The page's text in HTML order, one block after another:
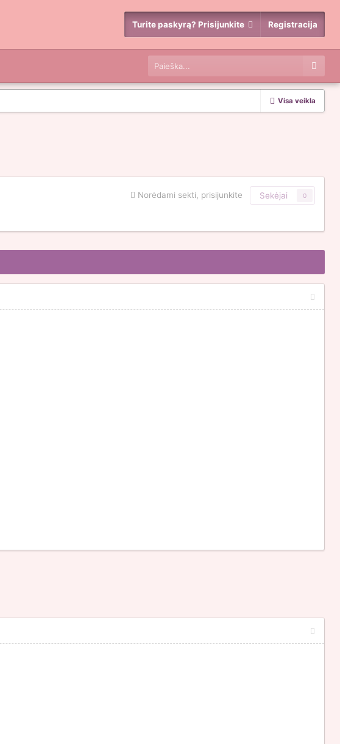
Turite paskyrą? Prisijunkite Registracija
Visa veikla
Norėdami sekti, prisijunkite Sekėjai 0